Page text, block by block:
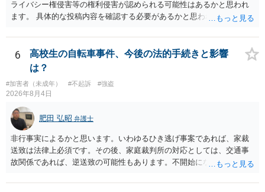
ライバシー権侵害等の権利侵害が認められる可能性はあるかと思われ
ます。 具体的な投稿内容を確認する必要があるかと思われますので、
でしょう。
6
高校生の自転車事件、今後の法的手続きと影響
は？
#加害者（未成年） #不起訴 #強盗
2026年8月4日
肥田 弘昭 弁護士
非行事実によるかと思います。いわゆるひき逃げ事案であれば、家裁
送致は法律上必須です。その後、家庭裁判所の対応としては、交通事
故関係であれば、逆送致の可能性もあります。不開始になるかどうか